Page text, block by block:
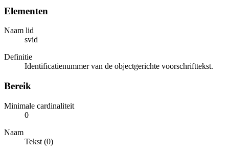
Elementen
Naam lid
svid
Definitie
Identificatienummer van de objectgerichte voorschrifttekst.
Bereik
Minimale cardinaliteit
0
Naam
Tekst (0)